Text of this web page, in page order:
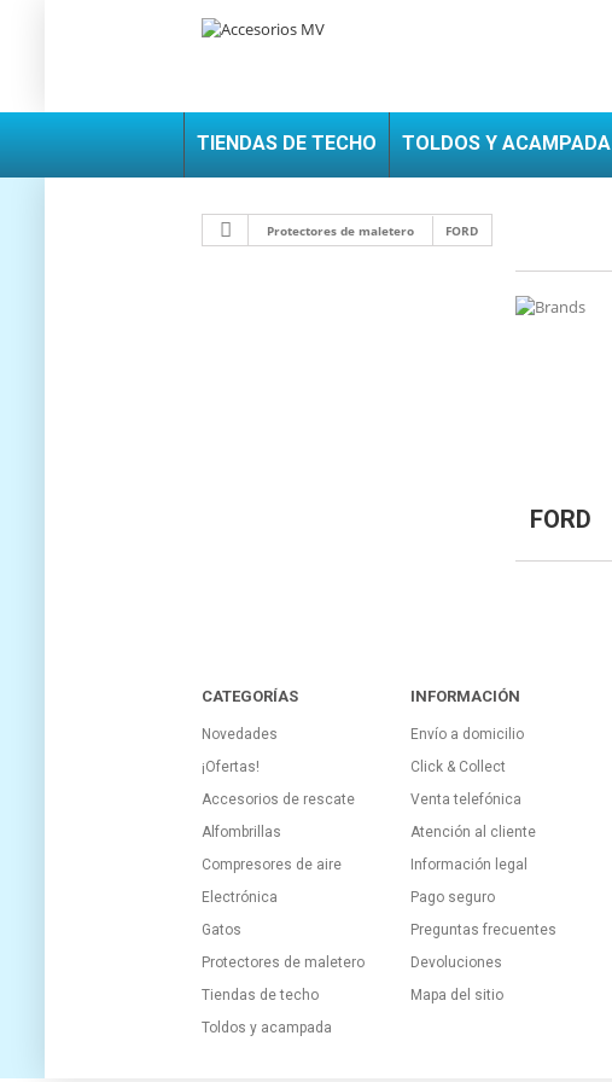
TIENDAS DE TECHO TOLDOS Y ACAMPADA
Protectores de maletero FORD
FORD
CATEGORÍAS
Novedades
¡Ofertas!
Accesorios de rescate
Alfombrillas
Compresores de aire
Electrónica
Gatos
Protectores de maletero
Tiendas de techo
Toldos y acampada
INFORMACIÓN
Envío a domicilio
Click & Collect
Venta telefónica
Atención al cliente
Información legal
Pago seguro
Preguntas frecuentes
Devoluciones
Mapa del sitio